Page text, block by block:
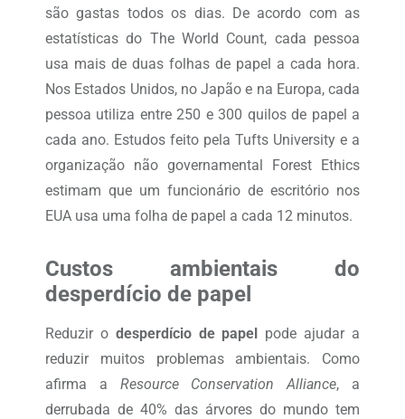
são gastas todos os dias. De acordo com as
estatísticas do The World Count, cada pessoa
usa mais de duas folhas de papel a cada hora.
Nos Estados Unidos, no Japão e na Europa, cada
pessoa utiliza entre 250 e 300 quilos de papel a
cada ano. Estudos feito pela Tufts University e a
organização não governamental Forest Ethics
estimam que um funcionário de escritório nos
EUA usa uma folha de papel a cada 12 minutos.
Custos ambientais do
desperdício de papel
Reduzir o desperdício de papel pode ajudar a
reduzir muitos problemas ambientais. Como
afirma a Resource Conservation Alliance, a
derrubada de 40% das árvores do mundo tem